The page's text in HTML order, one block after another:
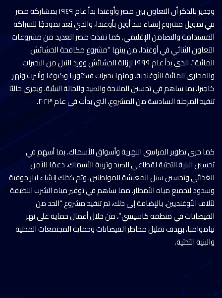
وجدير بالذكر أن التعاون بين مصر وأوغندا بدأ عام ١٩٤٩ بمشاركة مصر
في تمويل مشروع إنشاء سد أوين بأوغندا، والذي يُعد نموذجًا للشراكة
المستدامة والتضامن الإقليمي. كما نفذت مصر العديد من مشروعات
التعاون الثنائي في أوغندا، من بينها “مشروع مكافحة الحشائش
المائية”، الذي بدأ عام ١٩٩٩ لإزالة الحشائش وورد النيل من البحيرات
والمجاري المائية الأوغندية، ومنها بحيرات فيكتوريا وكيوغا وألبرت ونهر
كاجيرا، بما ساهم في تحسين الملاحة والصيد والحالة البيئية. ويجري حاليًا
تنفيذ المرحلة السادسة من المشروع، التي بدأت في عام ٢٠٢٣.
كما جرى تطوير المراسي النهرية وأسواق الأسماك، بما أسهم في
تحسين البنية التحتية لقطاعي الصيد وتربية الأسماك، دعمًا للأمن
الغذائي وتحسين سبل المعيشة للمواطنين. وتم كذلك إنشاء آبار جوفية
وسدود لتجميع مياه الأمطار، مما ساهم في توفير مياه الشرب النظيفة
لآلاف الأوغنديين. بالإضافة إلى ذلك، تم تنفيذ مشروع “الحد من
الفيضانات في منطقة كاسيسي”، من خلال أعمال حماية على نهر
نياموامبا، بهدف تقليل مخاطر الفيضانات وحماية المجتمعات المحلية
والبنية التحتية.